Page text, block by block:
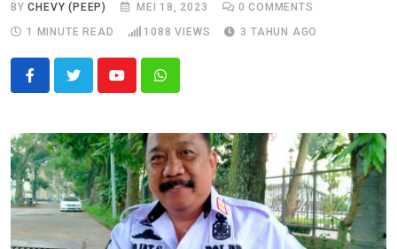
BYCHEVY (PEEP) MEI 18, 2023 0 COMMENTS
1 MINUTE READ
1088 VIEWS 3 TAHUN AGO
YoutubeWhatsapp